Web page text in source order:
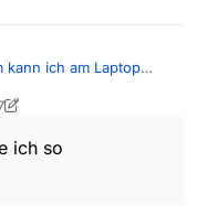
kann ich am Laptop
MV 13.3 geändert
ich so